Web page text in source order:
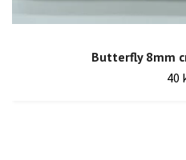
Butterfly 8mm
40